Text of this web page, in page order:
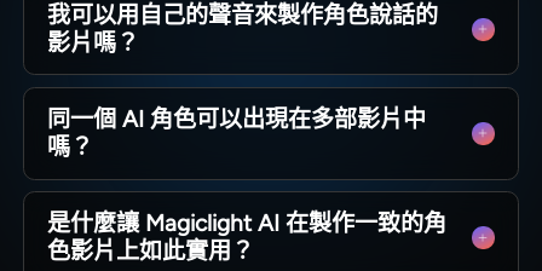
的 AI 角色影片生成器工作流程。請查看
Magiclight AI 的方案，了解當前的使用上限、匯
出次數和可用的角色工具。
我可以用自己的聲音來製作角色說話的
影片嗎？
當然可以，AI 角色說話影片生成器能讓您的角色
清晰地傳達旁白。有了 Magiclight AI，聲音和複
製的音訊都能順暢地與每個場景連結。
同一個 AI 角色可以出現在多部影片中
嗎？
已儲存的角色在新的線上影片中，會保持相同的
臉孔、服裝和風格。在 Magiclight AI 中，這種一
致性為創作者減少了在不同工作階段和行銷活動
是什麼讓 Magiclight AI 在製作一致的角
色影片上如此實用？